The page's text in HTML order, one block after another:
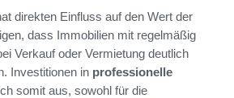
direkten Einfluss auf den Wert der
dass Immobilien mit regelmäßig
Verkauf oder Vermietung deutlich
Investitionen in professionelle
somit aus, sowohl für die